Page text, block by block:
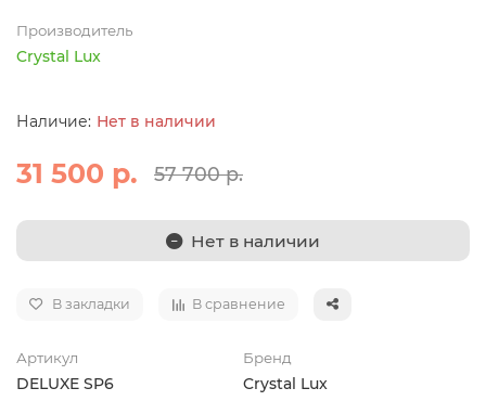
Производитель
Crystal Lux
Нет в наличии
31 500 р. 57 700 р.
Нет в наличии
В закладки В сравнение
Артикул
DELUXE SP6
Бренд
Crystal Lux